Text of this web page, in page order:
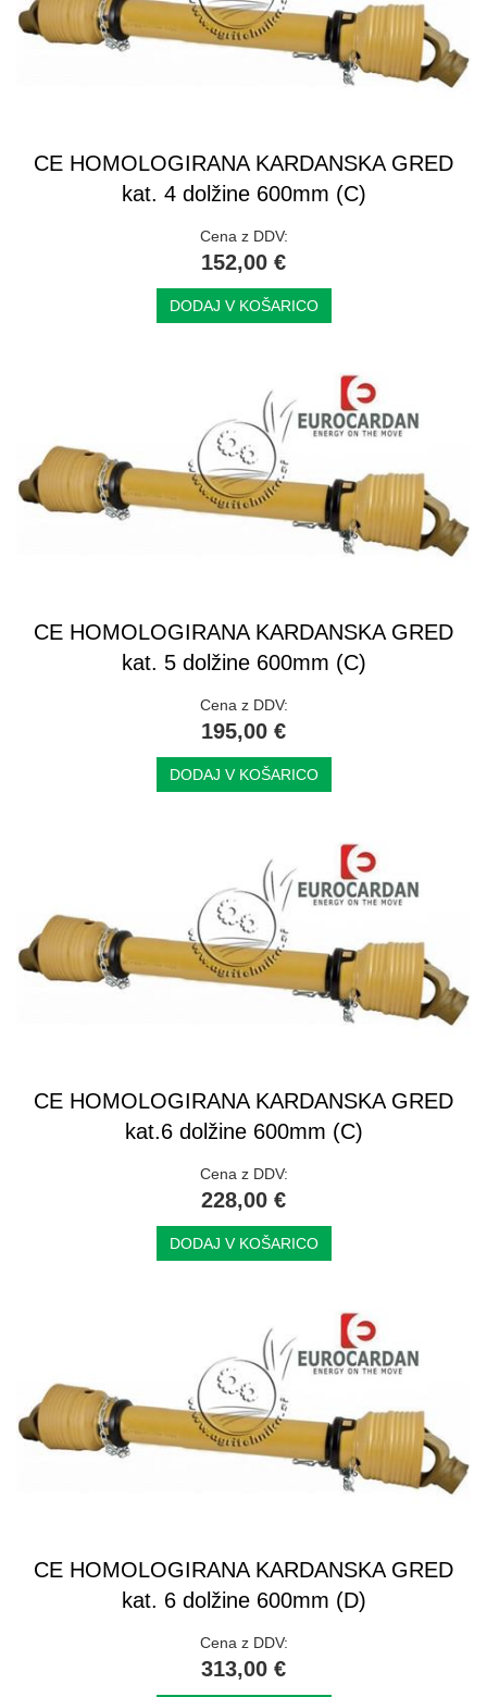
CE HOMOLOGIRANA KARDANSKA GRED
kat. 4 dolžine 600mm (C)
Cena z DDV:
152,00 €
DODAJ V KOŠARICO
CE HOMOLOGIRANA KARDANSKA GRED
kat. 5 dolžine 600mm (C)
Cena z DDV:
195,00 €
DODAJ V KOŠARICO
CE HOMOLOGIRANA KARDANSKA GRED
kat.6 dolžine 600mm (C)
Cena z DDV:
228,00 €
DODAJ V KOŠARICO
CE HOMOLOGIRANA KARDANSKA GRED
kat. 6 dolžine 600mm (D)
Cena z DDV:
313,00 €